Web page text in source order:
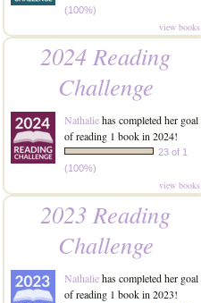
(100%)
view books
2024 Reading
Challenge
Nathaliehas completed her goal
of reading 1 book in 2024!
23 of 1
(100%)
view books
2023 Reading
Challenge
Nathaliehas completed her goal
of reading 1 book in 2023!